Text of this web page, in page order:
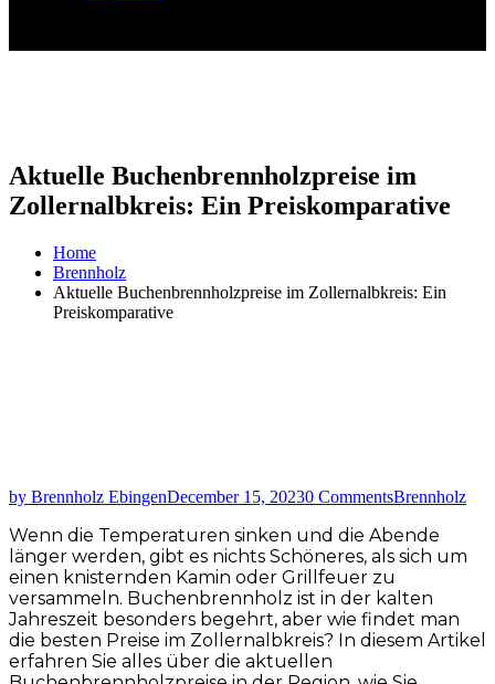
Aktuelle Buchenbrennholzpreise im
Zollernalbkreis: Ein Preiskomparative
Home
Brennholz
Aktuelle Buchenbrennholzpreise im Zollernalbkreis: Ein
Preiskomparative
by Brennholz EbingenDecember 15, 20230 CommentsBrennholz
Wenn die Temperaturen sinken und die Abende
länger werden, gibt es nichts Schöneres, als sich um
einen knisternden Kamin oder Grillfeuer zu
versammeln. Buchenbrennholz ist in der kalten
Jahreszeit besonders begehrt, aber wie findet man
die besten Preise im Zollernalbkreis? In diesem Artikel
erfahren Sie alles über die aktuellen